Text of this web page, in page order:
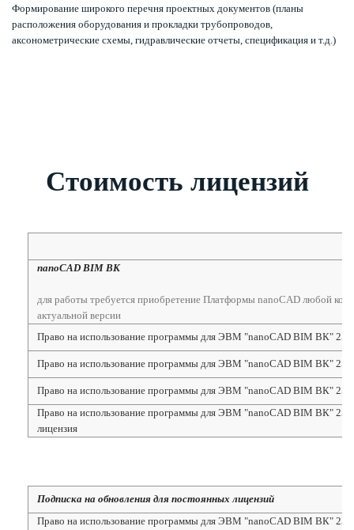
Формирование широкого перечня проектных документов (планы
расположения оборудования и прокладки трубопроводов,
аксонометрические схемы, гидравлические отчеты, спецификация и т.д.)
Стоимость лицензий
nanoCAD BIM ВК
для работы требуется приобретение Платформы nanoCAD любой
актуальной версии
Право на использование программы для ЭВМ "nanoCAD BIM ВК" 25,
Право на использование программы для ЭВМ "nanoCAD BIM ВК" 25,
Право на использование программы для ЭВМ "nanoCAD BIM ВК" 25,
Право на использование программы для ЭВМ "nanoCAD BIM ВК" 25,
лицензия
Подписка на обновления для постоянных лицензий
Право на использование программы для ЭВМ "nanoCAD BIM ВК" 25,